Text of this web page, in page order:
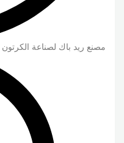
مصنع ريد باك لصناعة الكرتون Red Pack Egypt